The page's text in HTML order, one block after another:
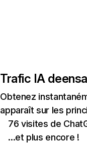
Trafic IA de
Obtenez
apparaît sur les
76 visites de
...et plus encore !